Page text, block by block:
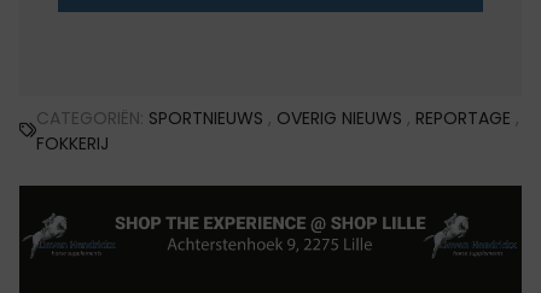
CATEGORIËN: SPORTNIEUWS , OVERIG NIEUWS , REPORTAGE ,
FOKKERIJ